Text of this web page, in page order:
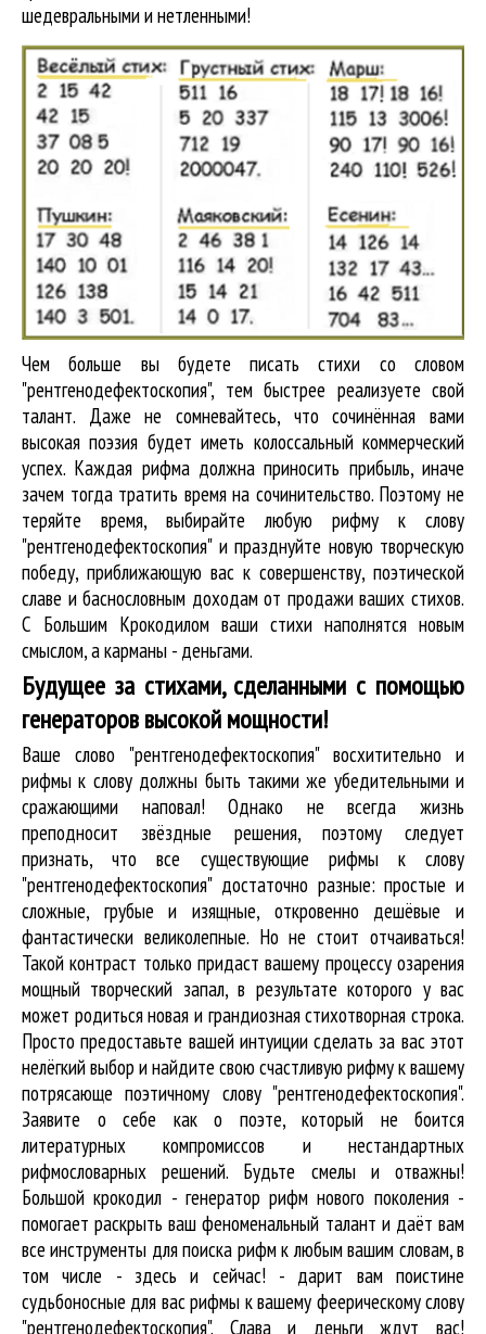
шедевральными и нетленными!
Чем больше вы будете писать стихи со словом
"рентгенодефектоскопия", тем быстрее реализуете свой
талант. Даже не сомневайтесь, что сочинённая вами
высокая поэзия будет иметь колоссальный коммерческий
успех. Каждая рифма должна приносить прибыль, иначе
зачем тогда тратить время на сочинительство. Поэтому не
теряйте время, выбирайте любую рифму к слову
"рентгенодефектоскопия" и празднуйте новую творческую
победу, приближающую вас к совершенству, поэтической
славе и баснословным доходам от продажи ваших стихов.
С Большим Крокодилом ваши стихи наполнятся новым
смыслом, а карманы - деньгами.
Будущее за стихами, сделанными с помощью
генераторов высокой мощности!
Ваше слово "рентгенодефектоскопия" восхитительно и
рифмы к слову должны быть такими же убедительными и
сражающими наповал! Однако не всегда жизнь
преподносит звёздные решения, поэтому следует
признать, что все существующие рифмы к слову
"рентгенодефектоскопия" достаточно разные: простые и
сложные, грубые и изящные, откровенно дешёвые и
фантастически великолепные. Но не стоит отчаиваться!
Такой контраст только придаст вашему процессу озарения
мощный творческий запал, в результате которого у вас
может родиться новая и грандиозная стихотворная строка.
Просто предоставьте вашей интуиции сделать за вас этот
нелёгкий выбор и найдите свою счастливую рифму к вашему
потрясающе поэтичному слову "рентгенодефектоскопия".
Заявите о себе как о поэте, который не боится
литературных компромиссов и нестандартных
рифмословарных решений. Будьте смелы и отважны!
Большой крокодил - генератор рифм нового поколения -
помогает раскрыть ваш феноменальный талант и даёт вам
все инструменты дляпоиска рифмк любым вашим словам, в
том числе - здесь и сейчас! - дарит вам поистине
судьбоносные для вас рифмы к вашему феерическому слову
"рентгенодефектоскопия". Слава и деньги ждут вас!